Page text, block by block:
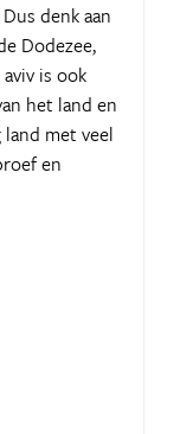
denk aan
Dodezee,
is ook
het land en
met veel
en